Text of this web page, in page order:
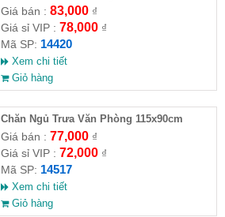
Giá bán : 83,000₫
Giá sỉ VIP : 78,000₫
Mã SP: 14420
Xem chi tiết
Giỏ hàng
Chăn Ngủ Trưa Văn Phòng 115x90cm
Giá bán : 77,000₫
Giá sỉ VIP : 72,000₫
Mã SP: 14517
Xem chi tiết
Giỏ hàng